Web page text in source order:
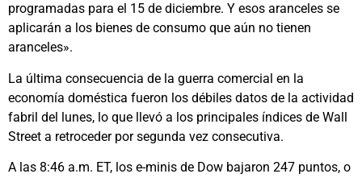
programadas para el 15 de diciembre. Y esos aranceles se
aplicarán a los bienes de consumo que aún no tienen
aranceles».
La última consecuencia de la guerra comercial en la
economía doméstica fueron los débiles datos de la actividad
fabril del lunes, lo que llevó a los principales índices de Wall
Street a retroceder por segunda vez consecutiva.
A las 8:46 a.m. ET, los e-minis de Dow bajaron 247 puntos, o